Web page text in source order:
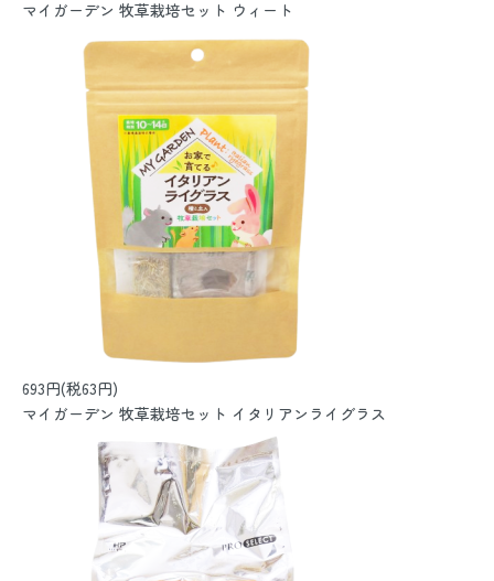
マイガーデン 牧草栽培セット ウィート
693円(税63円)
マイガーデン 牧草栽培セット イタリアンライグラス